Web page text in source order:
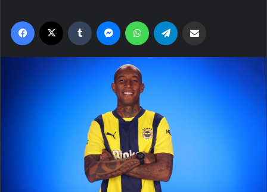
Facebook Tumblr MessengerWhatsApp